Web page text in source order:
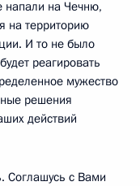
на Чечню,
на территорию
И то не было
реагировать
мужество
решения
действий
Соглашусь с Вами